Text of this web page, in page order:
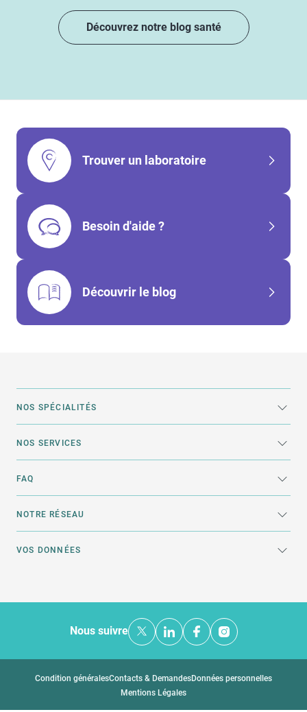
Découvrez notre blog santé
Trouver un laboratoire
Besoin d'aide ?
Découvrir le blog
NOS SPÉCIALITÉS
NOS SERVICES
FAQ
NOTRE RÉSEAU
VOS DONNÉES
Nous suivre
Condition généralesContacts & DemandesDonnées personnelles
Mentions Légales